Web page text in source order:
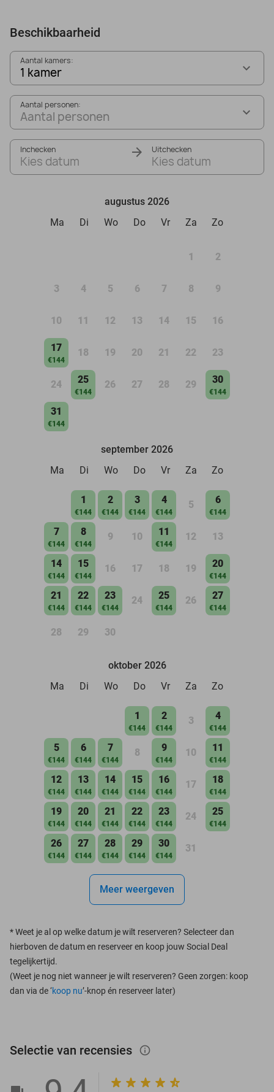
Beschikbaarheid
Aantal kamers:
1 kamer
Aantal personen:
Aantal personen
Inchecken
Kies datum
Uitchecken
Kies datum
augustus 2026
Ma
Di Wo Do Vr Za Zo
1 2
3 4 5 6 7 8 9
10 11 12 13 14 15 16
17
€144
18 19 20 21 22 23
24 25
€144
26 27 28 29 30
€144
31
€144
september 2026
Ma
Di Wo Do Vr Za Zo
1
€144
2
€144
3
€144
4
€144
5 6
€144
7
€144
8
€144
9 10 11
€144
12 13
14
€144
15
€144
16 17 18 19 20
€144
21
€144
22
€144
23
€144
24 25
€144
26 27
€144
28 29 30
oktober 2026
Ma
Di Wo Do Vr Za Zo
1
€144
2
€144
3 4
€144
5
€144
6
€144
7
€144
8 9
€144
10 11
€144
12
€144
13
€144
14
€144
15
€144
16
€144
17 18
€144
19
€144
20
€144
21
€144
22
€144
23
€144
24 25
€144
26
€144
27
€144
28
€144
29
€144
30
€144
31
Meer weergeven
*Weet je al op welke datum je wilt reserveren? Selecteer dan
hierboven de datum en reserveer en koop jouw Social Deal
tegelijkertijd.
(Weet je nog niet wanneer je wilt reserveren? Geen zorgen: koop
dan via de ‘koop nu’-knop én reserveer later)
Selectie van recensies info_outlined